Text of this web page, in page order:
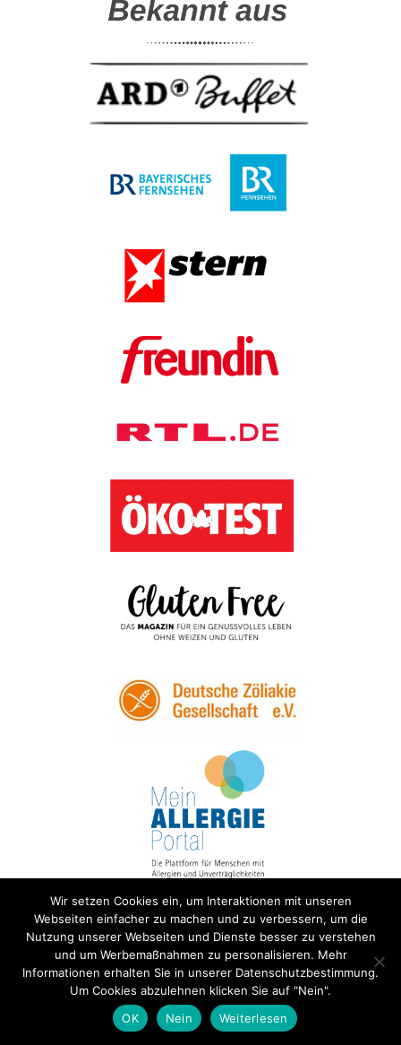
Wir setzen Cookies ein, um Interaktionen mit unseren
Webseiten einfacher zu machen und zu verbessern, um die
Nutzung unserer Webseiten und Dienste besser zu verstehen
und um Werbemaßnahmen zu personalisieren. Mehr
Informationen erhalten Sie in unserer Datenschutzbestimmung.
Um Cookies abzulehnen klicken Sie auf "Nein".
OK
Nein Weiterlesen